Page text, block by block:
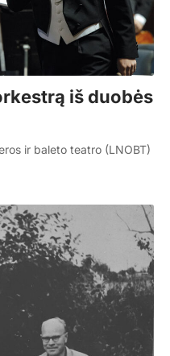
iš duobės
ir baleto teatro (LNOBT)